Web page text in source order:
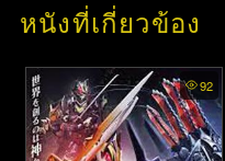
หนังที่เกี่ยวข้อง
92